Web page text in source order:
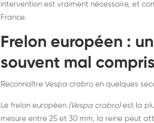
intervention est vraiment nécessaire, et
France.
Frelon européen :
souvent mal compris
Reconnaître Vespa crabro en quelques
Le frelon européen (Vespa crabro)est la
mesure entre 25 et 30 mm, la reine peut